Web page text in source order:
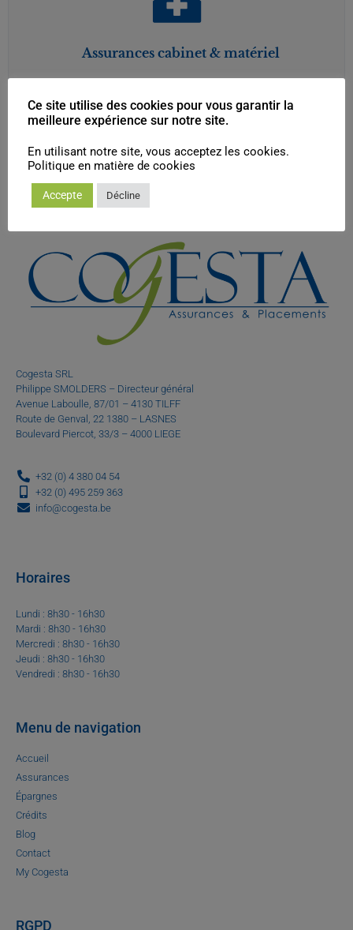
Assurances cabinet & matériel
En savoir plus
Cogesta SRL
Philippe SMOLDERS – Directeur général
Avenue Laboulle, 87/01 – 4130 TILFF
Route de Genval, 22 1380 – LASNES
Boulevard Piercot, 33/3 – 4000 LIEGE
+32 (0) 4 380 04 54
+32 (0) 495 259 363
info@cogesta.be
Horaires
Lundi : 8h30 - 16h30
Mardi : 8h30 - 16h30
Mercredi : 8h30 - 16h30
Jeudi : 8h30 - 16h30
Vendredi : 8h30 - 16h30
Menu de navigation
Accueil
Assurances
Épargnes
Crédits
Blog
Contact
My Cogesta
RGPD
Ce site utilise des cookies pour vous garantir la
meilleure expérience sur notre site.
En utilisant notre site, vous acceptez les cookies.
Politique en matière de cookies
Accepte Décline